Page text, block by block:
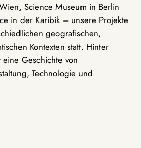
Science Museum in Berlin
in der Karibik – unsere Projekte
geografischen,
Kontexten statt. Hinter
Geschichte von
Technologie und